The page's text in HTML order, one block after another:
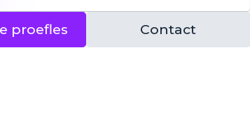
proefles Contact